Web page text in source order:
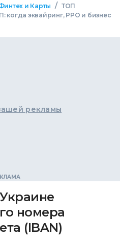
и Карты / ТОП
когда эквайринг, РРО и бизнес
рекламы
номера
(IBAN)